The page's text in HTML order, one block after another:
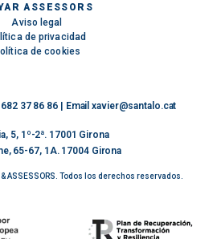
ASSESSORS
Aviso legal
de privacidad
de cookies
682 37 86 86 | Emailxavier@santalo.cat
5, 1º-2ª. 17001 Girona
65-67, 1A. 17004 Girona
& ASSESSORS. Todos los derechos reservados.